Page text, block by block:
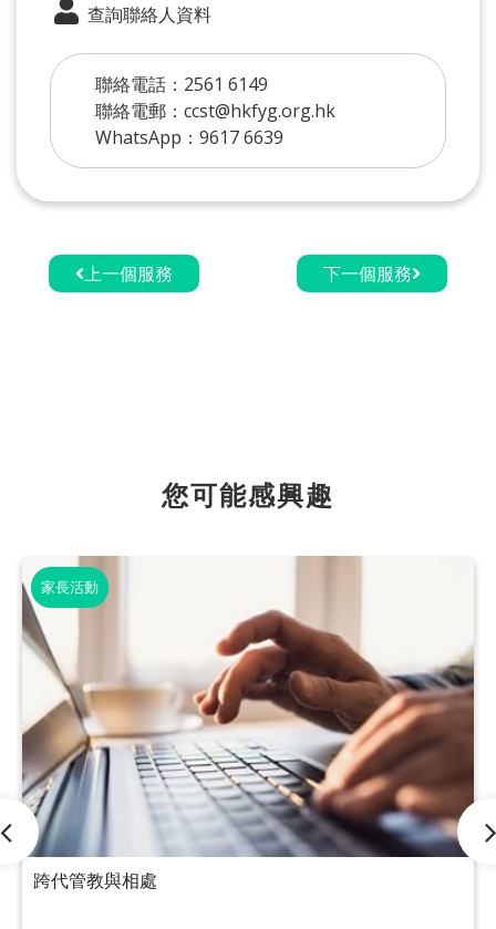
查詢聯絡人資料
聯絡電話：2561 6149
聯絡電郵：ccst@hkfyg.org.hk
WhatsApp：9617 6639
上一個服務 下一個服務
您可能感興趣
家長活動
跨代管教與相處